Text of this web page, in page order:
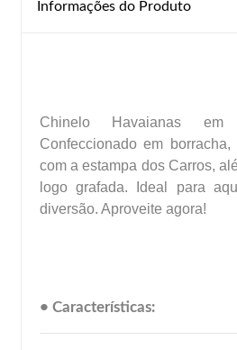
Informações do Produto
Chinelo Havaianas em
Confeccionado em
com a estampa dos Carros,
logo grafada. Ideal para
diversão. Aproveite agora!
• Características: